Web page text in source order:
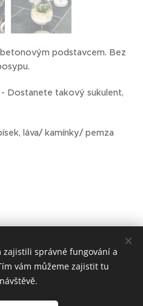
podstavcem. Bez
- Dostanete takový sukulent,
láva/ kamínky/ pemza
Webnode Cookies
zajistili správné fungování a
vám můžeme zajistit tu